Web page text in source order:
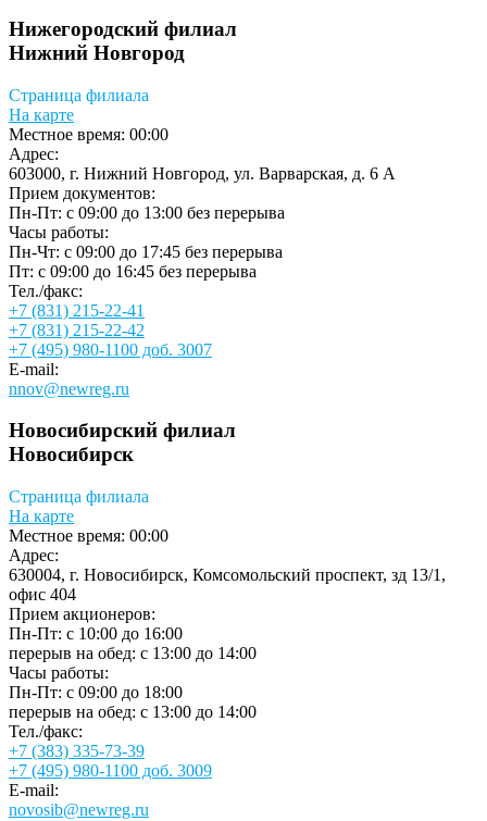
Нижегородский филиал
Нижний Новгород
Страница филиала
На карте
Местное время: 00:00
Адрес:
603000, г. Нижний Новгород, ул. Варварская, д. 6 А
Прием документов:
Пн-Пт: c 09:00 до 13:00 без перерыва
Часы работы:
Пн-Чт: c 09:00 до 17:45 без перерыва
Пт: c 09:00 до 16:45 без перерыва
Тел./факс:
+7 (831) 215-22-41
+7 (831) 215-22-42
+7 (495) 980-1100 доб. 3007
E-mail:
nnov@newreg.ru
Новосибирский филиал
Новосибирск
Страница филиала
На карте
Местное время: 00:00
Адрес:
630004, г. Новосибирск, Комсомольский проспект, зд 13/1,
офис 404
Прием акционеров:
Пн-Пт: с 10:00 до 16:00
перерыв на обед: с 13:00 до 14:00
Часы работы:
Пн-Пт: с 09:00 до 18:00
перерыв на обед: с 13:00 до 14:00
Тел./факс:
+7 (383) 335-73-39
+7 (495) 980-1100 доб. 3009
E-mail:
novosib@newreg.ru